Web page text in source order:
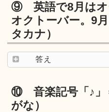
⑨ 英語で8月はオ
オクトーバー。9
タカナ）
答え
⑩ 音楽記号「♪」
がな）